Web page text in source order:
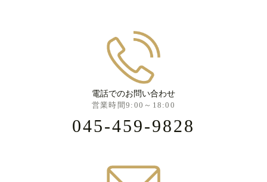
電話でのお問い合わせ
営業時間9:00～18:00
045-459-9828